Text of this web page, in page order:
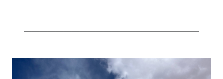
——————————————————————